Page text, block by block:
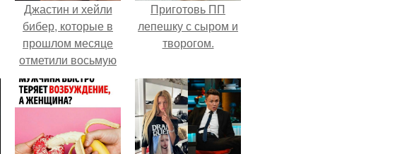
Джастин и хейли
бибер, которые в
прошлом месяце
отметили восьмую
годовщину
помолвки, показали
новые фото с
совместного
отдыха.
Приготовь ПП
лепешку с сыром и
творогом.